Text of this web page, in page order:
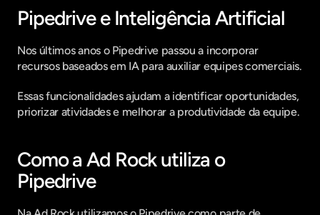
Pipedrive e Inteligência Artificial
Nos últimos anos o Pipedrive passou a incorporar
recursos baseados em IA para auxiliar equipes comerciais.
Essas funcionalidades ajudam a identificar oportunidades,
priorizar atividades e melhorar a produtividade da equipe.
Como a Ad Rock utiliza o
Pipedrive